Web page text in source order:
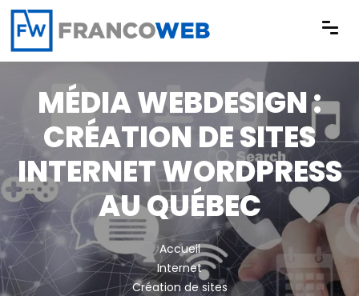
Panneau de gestion des cookies
MÉDIA WEBDESIGN :
CRÉATION DE SITES
INTERNET WORDPRESS
AU QUÉBEC
Accueil
Internet
Création de sites